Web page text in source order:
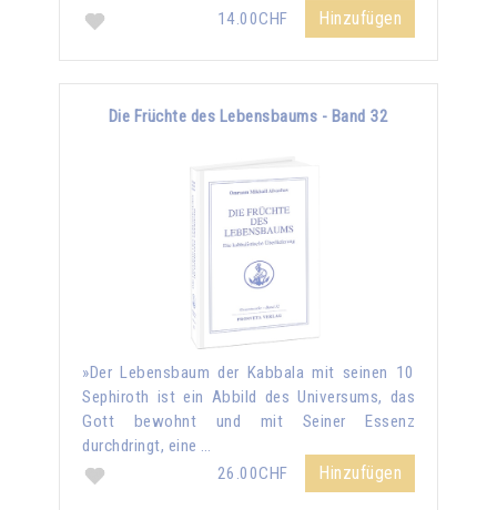
14.00CHF Hinzufügen
Die Früchte des Lebensbaums - Band 32
»Der Lebensbaum der Kabbala mit seinen 10
Sephiroth ist ein Abbild des Universums, das
Gott bewohnt und mit Seiner Essenz
durchdringt, eine …
26.00CHF
Hinzufügen